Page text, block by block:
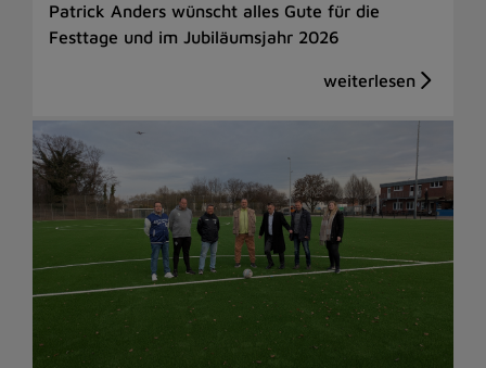
Patrick Anders wünscht alles Gute für die
Festtage und im Jubiläumsjahr 2026